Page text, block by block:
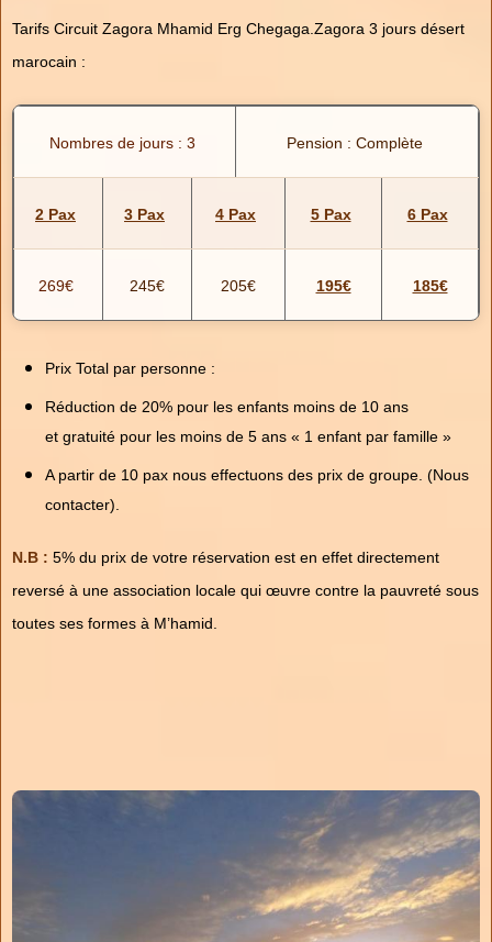
Tarifs Circuit Zagora Mhamid Erg Chegaga.Zagora 3 jours désert
marocain :
Nombres de jours : 3 Pension : Complète
2 Pax 3 Pax 4 Pax 5 Pax 6 Pax
269€ 245€ 205€ 195€ 185€
Prix Total par personne :
Réduction de 20% pour les enfants moins de 10 ans
et gratuité pour les moins de 5 ans « 1 enfant par famille »
A partir de 10 pax nous effectuons des prix de groupe. (Nous
contacter).
N.B : 5% du prix de votre réservation est en effet directement
reversé à une association locale qui œuvre contre la pauvreté sous
toutes ses formes à M’hamid.